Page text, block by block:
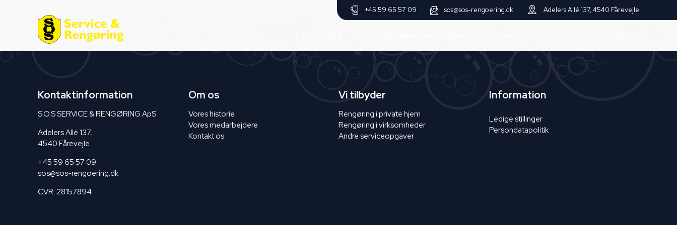
+45 59 65 57 09 sos@sos-rengoering.dk Adelers Allé 137, 4540 Fårevejle
Kontaktinformation
S.O.S SERVICE & RENGØRING ApS
Adelers Allé 137,
4540 Fårevejle
+45 59 65 57 09
sos@sos-rengoering.dk
CVR: 28157894
Om os
Vores historie
Vores medarbejdere
Kontakt os
Vi tilbyder
Rengøring i private hjem
Rengøring i virksomheder
Andre serviceopgaver
Information
Ledige stillinger
Persondatapolitik